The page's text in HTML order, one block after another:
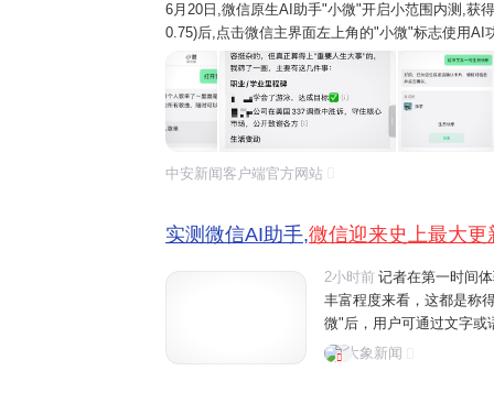
6月20日,微信原生AI助手"小微"开启小范围内测,获
0.75)后,点击微信主界面左上角的"小微"标志使用
微"的互动。 界面新闻记者在第一时间体验了"小
看,这都是称得上是微...
中安新闻客户端官方网站
实测微信AI助手,微信迎来史上最大更
2小时前 记者在第一时间
丰富程度来看，这都是称
微"后，用户可通过文字或
话、文件阅读、设置提醒
大象新闻